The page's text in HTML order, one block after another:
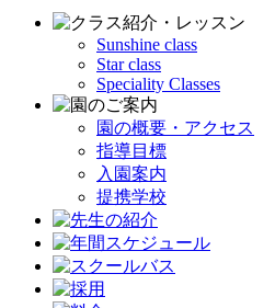
Sunshine class
Star class
Speciality Classes
園の概要・アクセス
指導目標
入園案内
提携学校